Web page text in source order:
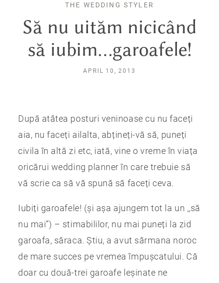
THE WEDDING STYLER
Să nu uităm nicicând
să iubim…garoafele!
APRIL 10, 2013
După atâtea posturi veninoase cu nu faceți
aia, nu faceți ailalta, abțineți-vă să, puneți
civila în altă zi etc, iată, vine o vreme în viața
oricărui wedding planner în care trebuie să
vă scrie ca să vă spună să faceți ceva.
Iubiți garoafele! (și așa ajungem tot la un ,,să
nu mai”) – stimabililor, nu mai puneți la zid
garoafa, săraca. Știu, a avut sărmana noroc
de mare succes pe vremea împușcatului. Că
doar cu două-trei garoafe leșinate ne